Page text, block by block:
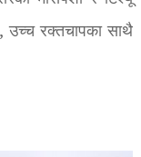
उच्च रक्तचापका साथै